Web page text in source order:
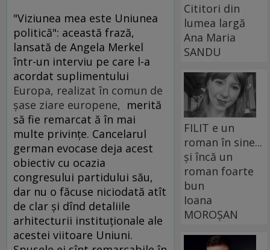
"Viziunea mea este Uniunea
politică": această frază,
lansată de Angela Merkel
într-un interviu pe care l-a
acordat suplimentului
Europa, realizat în comun de
şase ziare europene, merită
să fie remarcat ă în mai
multe privinţe. Cancelarul
german evocase deja acest
obiectiv cu ocazia
congresului partidului său,
dar nu o făcuse niciodată atît
de clar şi dînd detaliile
arhitecturii instituţionale ale
acestei viitoare Uniuni.
Cititori din
lumea largă
Ana Maria
SANDU
FILIT e un
roman în sine...
și încă un
roman foarte
bun
Ioana
MOROȘAN